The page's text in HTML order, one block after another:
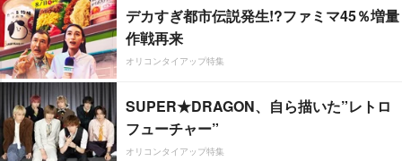
デカすぎ都市伝説発生!?ファミマ45％増量
作戦再来
オリコンタイアップ特集
SUPER★DRAGON、自ら描いた”レトロ
フューチャー”
オリコンタイアップ特集